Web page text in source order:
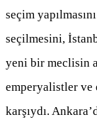
seçim
seçilmesini,
yeni bir meclisin
emperyalistler ve
karşıydı.